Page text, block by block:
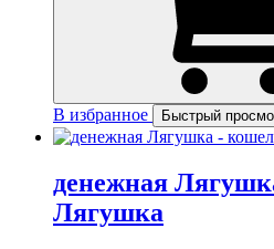
В избранное Быстрый
денежная
Лягушка